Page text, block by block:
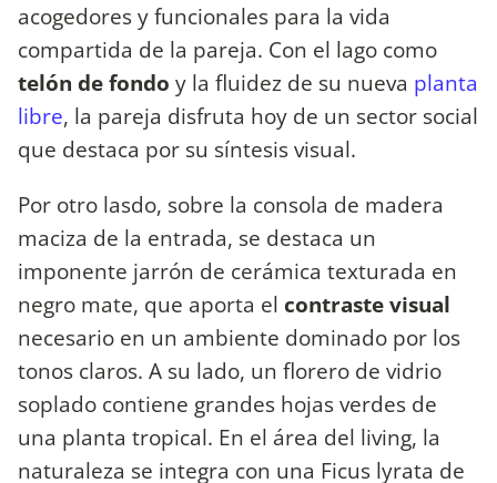
acogedores y funcionales para la vida
compartida de la pareja. Con el lago como
telón de fondo y la fluidez de su nueva planta
libre, la pareja disfruta hoy de un sector social
que destaca por su síntesis visual.
Por otro lasdo, sobre la consola de madera
maciza de la entrada, se destaca un
imponente jarrón de cerámica texturada en
negro mate, que aporta el contraste visual
necesario en un ambiente dominado por los
tonos claros. A su lado, un florero de vidrio
soplado contiene grandes hojas verdes de
una planta tropical. En el área del living, la
naturaleza se integra con una Ficus lyrata de